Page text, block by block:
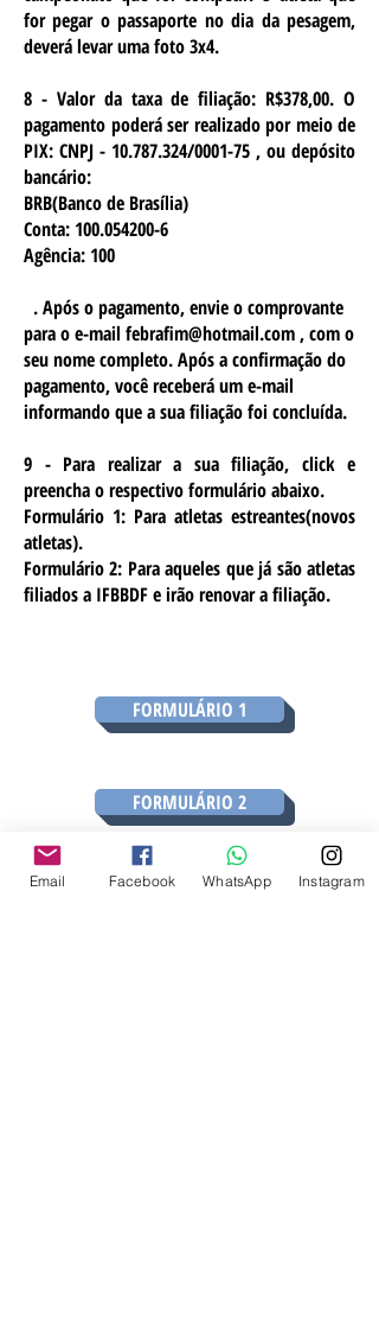
for pegar o passaporte no dia da pesagem,
deverá levar uma foto 3x4.
8 - Valor da taxa de filiação: R$378,00. O
pagamento poderá ser realizado por meio de
PIX: CNPJ - 10.787.324/0001-75 , ou depósito
bancário:
BRB(Banco de Brasília)
Conta: 100.054200-6
Agência: 100
. Após o pagamento, envie o comprovante
para o e-mail febrafim@hotmail.com , com o
seu nome completo. Após a confirmação do
pagamento, você receberá um e-mail
informando que a sua filiação foi concluída.
9 - Para realizar a sua filiação, click e
preencha o respectivo formulário abaixo.
Formulário 1: Para atletas estreantes(novos
atletas).
Formulário 2: Para aqueles que já são atletas
filiados a IFBBDF e irão renovar a filiação.
FORMULÁRIO 1
FORMULÁRIO 2
Email Facebook WhatsApp Instagram